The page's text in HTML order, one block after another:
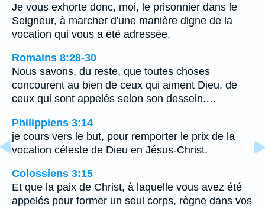
Je vous exhorte donc, moi, le prisonnier dans le
Seigneur, à marcher d'une manière digne de la
vocation qui vous a été adressée,
Romains 8:28-30
Nous savons, du reste, que toutes choses
concourent au bien de ceux qui aiment Dieu, de
ceux qui sont appelés selon son dessein.…
Philippiens 3:14
je cours vers le but, pour remporter le prix de la
vocation céleste de Dieu en Jésus-Christ.
Colossiens 3:15
Et que la paix de Christ, à laquelle vous avez été
appelés pour former un seul corps, règne dans vos